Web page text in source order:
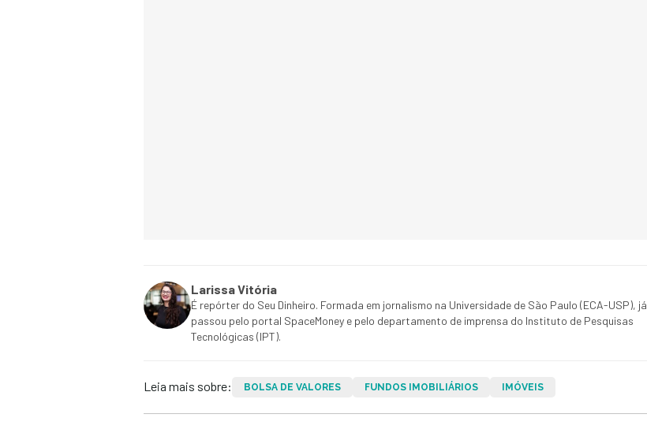
Larissa Vitória
É repórter do Seu Dinheiro. Formada em jornalismo na Universidade de São Paulo (ECA-USP), já
passou pelo portal SpaceMoney e pelo departamento de imprensa do Instituto de Pesquisas
Tecnológicas (IPT).
Leia mais sobre: BOLSA DE VALORES FUNDOS IMOBILIÁRIOS IMÓVEIS